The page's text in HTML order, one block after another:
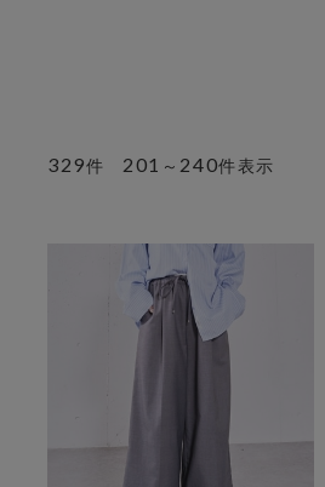
329件 201 ～ 240件表示